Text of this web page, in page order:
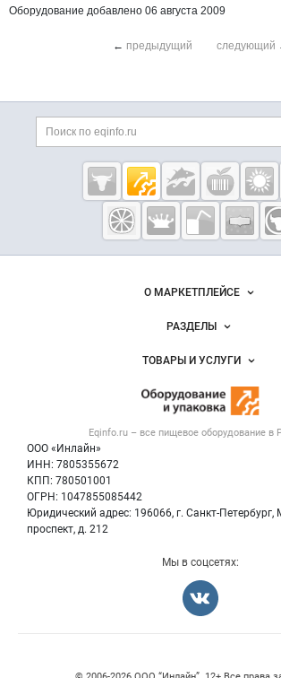
Оборудование добавлено 06 августа 2009
← предыдущий следующий
Дополнительная
Поиск
Cсылки на полезные
Eqinfo.ru —
пищевое
оборудование
и упаковка
Важные разделы и контакты
Eqinfo.ru – все пищевое оборудование в
ООО «Инлайн»
ИНН: 7805355672
КПП: 780501001
ОГРН: 1047855085442
Юридический адрес: 196066, г. Санкт-Петербург,
проспект, д. 212
Навигация по сайтуО МАРКЕТПЛЕЙСЕ
Новости Eqinfo.ru
Размещение рекламы
Публичная оферта
Контактная информация
Политика обработки персональных
РАЗДЕЛЫ
Объявления
Вакансии
ТОВАРЫ И УСЛУГИ
Оборудование для пищепрома
Тара и упаковка
Б/у оборудование
Мы в соцсетях: